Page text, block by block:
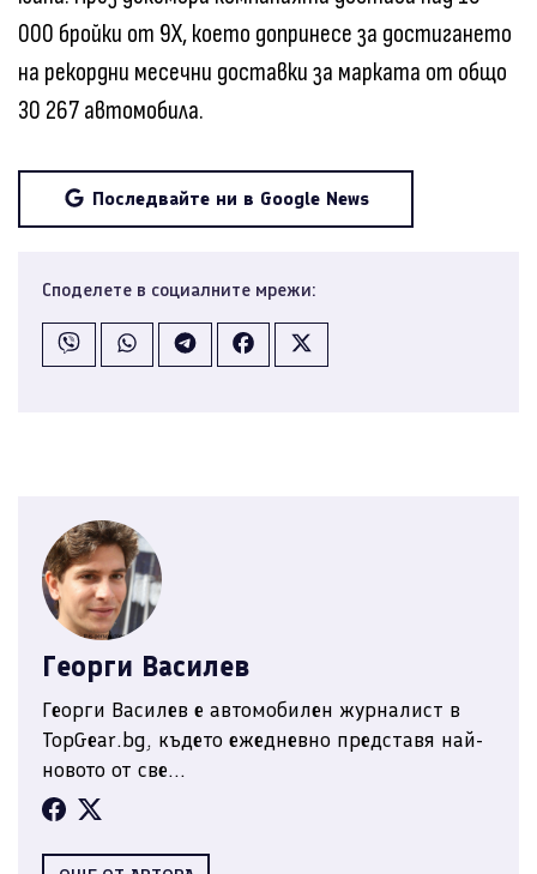
000 бройки от 9X, което допринесе за достигането
на рекордни месечни доставки за марката от общо
30 267 автомобила.
Последвайте ни в Google News
Споделете в социалните мрежи:
Георги Василев
Георги Василев е автомобилен журналист в
TopGear.bg, където ежедневно представя най-
новото от све...